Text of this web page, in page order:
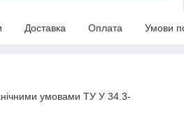
Доставка Оплата Умови
умовами ТУ У 34.3-